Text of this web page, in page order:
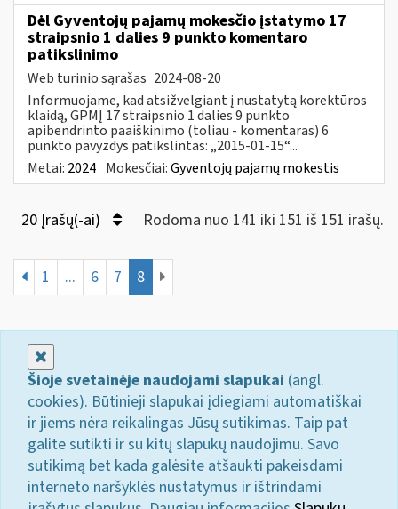
Dėl Gyventojų pajamų mokesčio įstatymo 17
straipsnio 1 dalies 9 punkto komentaro
patikslinimo
Web turinio sąrašas 2024-08-20
Informuojame, kad atsižvelgiant į nustatytą korektūros
klaidą, GPMĮ 17 straipsnio 1 dalies 9 punkto
apibendrinto paaiškinimo (toliau - komentaras) 6
punkto pavyzdys patikslintas: „2015-01-15“...
Metai: 2024 Mokesčiai:Gyventojų pajamų mokestis
20 Įrašų(-ai) Rodoma nuo 141 iki 151 iš 151 irašų.
1 ... 6 7 8
Šioje svetainėje naudojami slapukai (angl.
cookies). Būtinieji slapukai įdiegiami automatiškai
ir jiems nėra reikalingas Jūsų sutikimas. Taip pat
galite sutikti ir su kitų slapukų naudojimu. Savo
sutikimą bet kada galėsite atšaukti pakeisdami
interneto naršyklės nustatymus ir ištrindami